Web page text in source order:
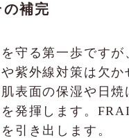
補完
守る第一歩です
紫外線対策は欠
表面の保湿や日
発揮します。
引き出します。